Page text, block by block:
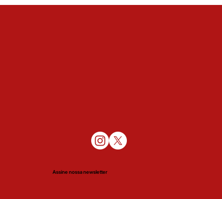
Assine nossa newsletter